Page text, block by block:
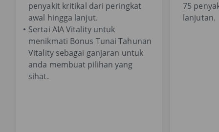
penyakit kritikal dari peringkat
awal hingga lanjut.
Sertai AIA Vitality untuk
menikmati Bonus Tunai Tahunan
Vitality sebagai ganjaran untuk
anda membuat pilihan yang
sihat.
75
lanjutan.